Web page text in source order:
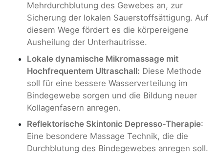
Mehrdurchblutung des Gewebes an, zur
Sicherung der lokalen Sauerstoffsättigung. Auf
diesem Wege fördert es die körpereigene
Ausheilung der Unterhautrisse.
Lokale dynamische Mikromassage mit
Hochfrequentem Ultraschall: Diese Methode
soll für eine bessere Wasserverteilung im
Bindegewebe sorgen und die Bildung neuer
Kollagenfasern anregen.
Reflektorische Skintonic Depresso-Therapie:
Eine besondere Massage Technik, die die
Durchblutung des Bindegewebes anregen soll.